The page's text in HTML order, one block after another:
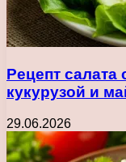
Рецепт салата
кукурузой и
29.06.2026